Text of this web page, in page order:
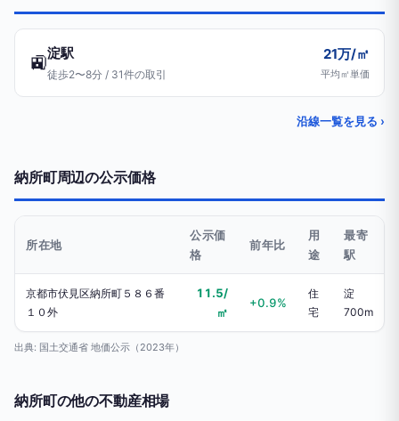
🚉淀駅
徒歩2〜8分 / 31件の取引
21万/㎡
平均㎡単価
沿線一覧を見る ›
納所町周辺の公示価格
所在地
公示価
格
前年比
用
途
最寄
駅
京都市伏見区納所町５８６番
１０外
11.5/
㎡
+0.9%
住
宅
淀
700m
出典: 国土交通省 地価公示（2023年）
納所町の他の不動産相場